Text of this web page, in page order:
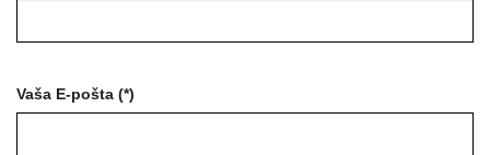
Vaša E-pošta (*)